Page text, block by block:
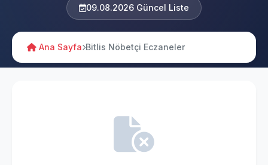
09.08.2026 Güncel Liste
Ana Sayfa Bitlis Nöbetçi Eczaneler